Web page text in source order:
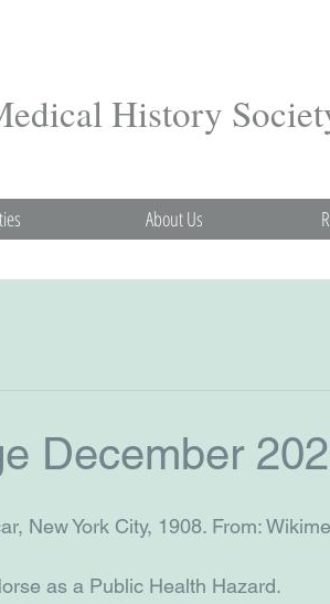
History
About Us
December
New York City, 1908. From:
as a Public Health Hazard.